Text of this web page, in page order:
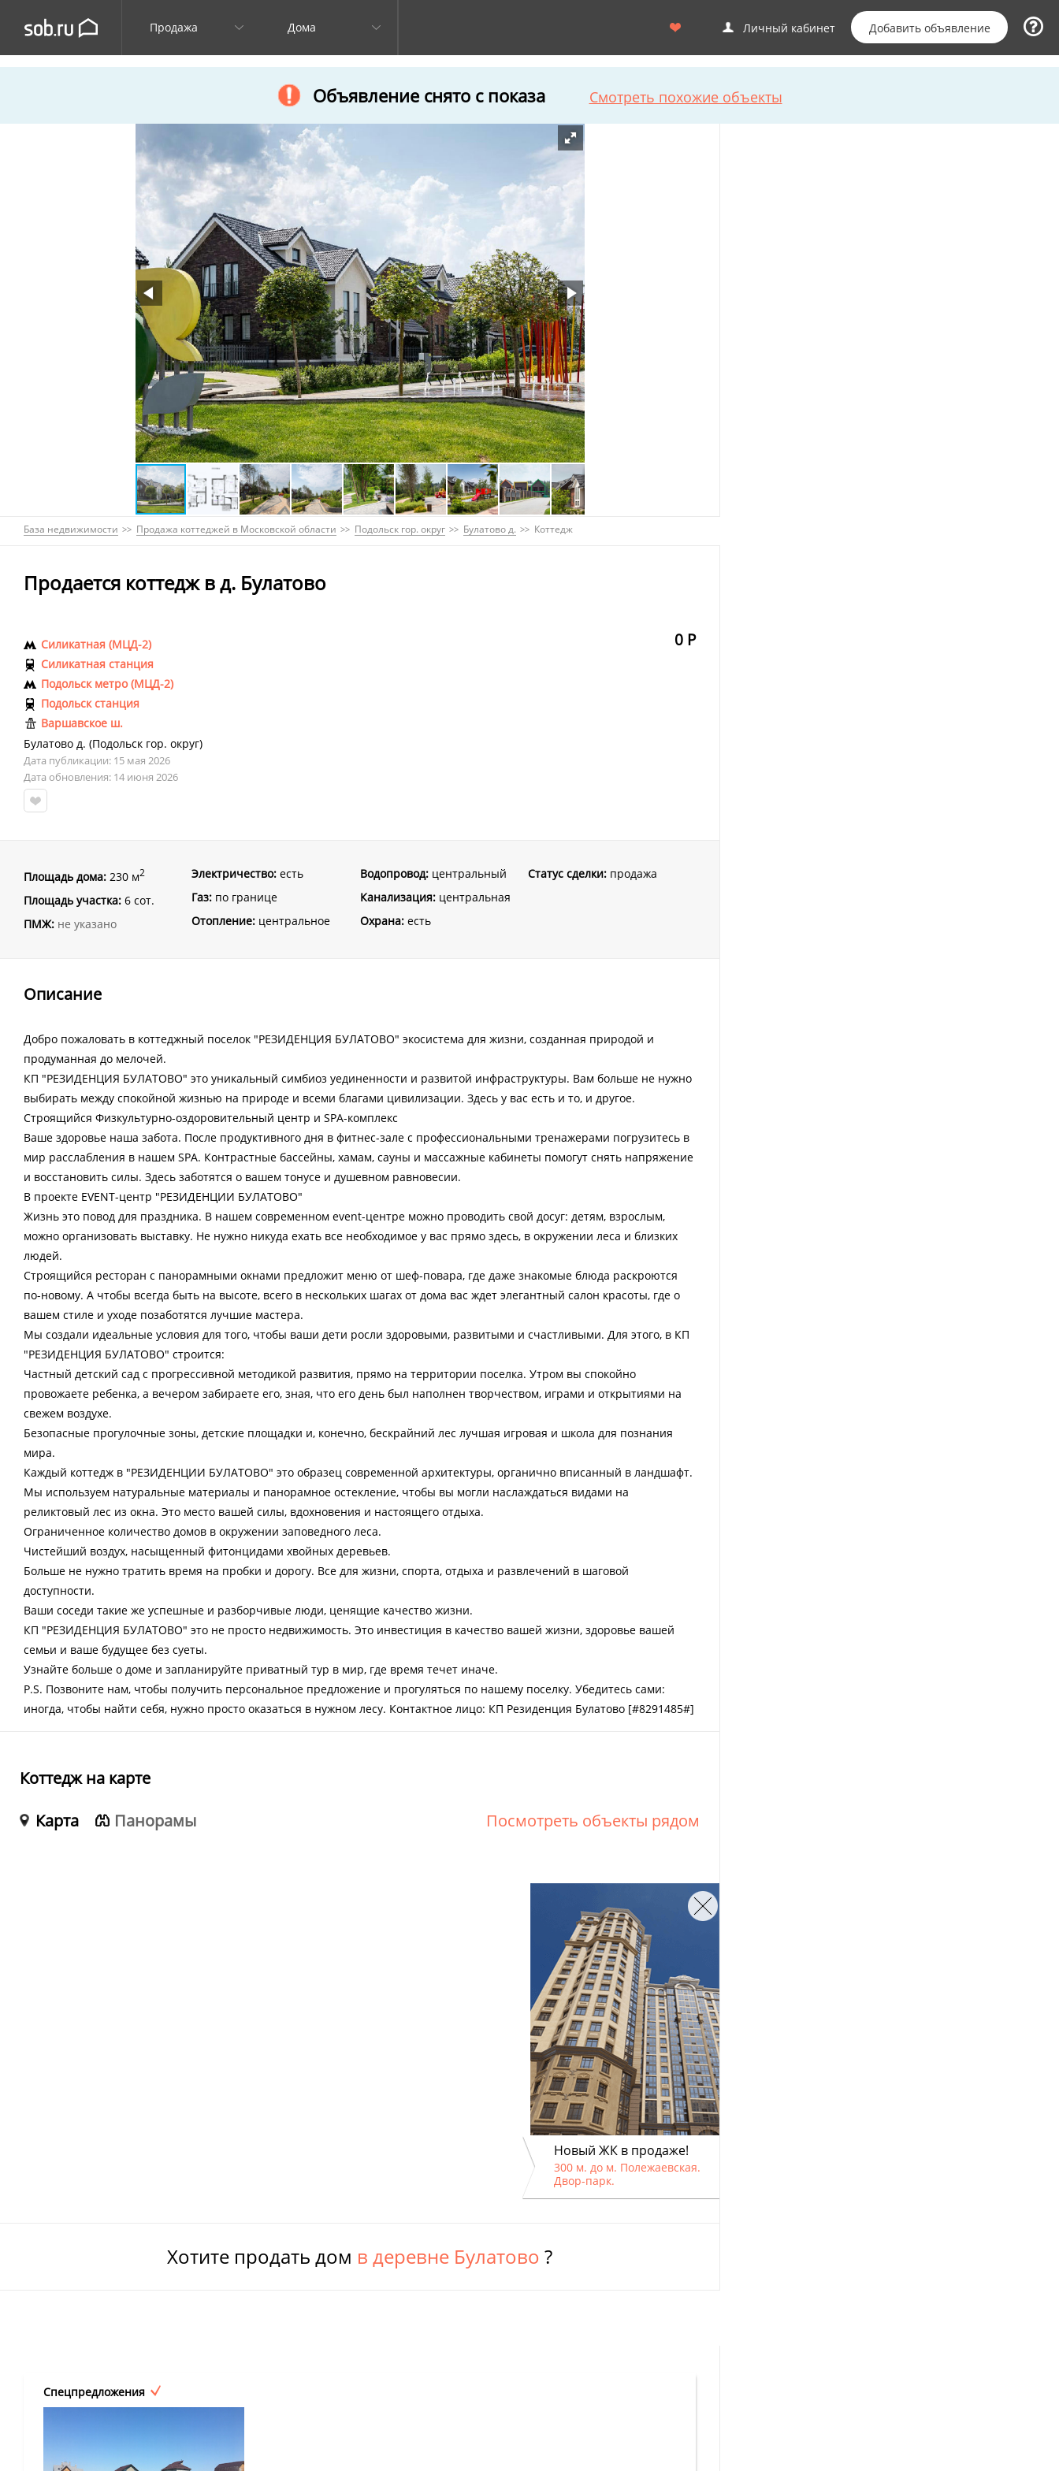
Продажа Дома Личный кабинет Добавить объявление
Объявление снято с показа Смотреть похожие объекты
База недвижимости Продажа коттеджей в Московской области Подольск гор. округ Булатово д. Коттедж
Продается коттедж в д. Булатово
0 Р
Силикатная (МЦД-2)
Силикатная станция
Подольск метро (МЦД-2)
Подольск станция
Варшавское ш.
Булатово д. (Подольск гор. округ)
Дата публикации: 15 мая 2026
Дата обновления: 14 июня 2026
Площадь дома: 230 м2
Площадь участка: 6 сот.
ПМЖ: не указано
Электричество: есть
Газ: по границе
Отопление: центральное
Водопровод:центральный
Канализация:центральная
Охрана:есть
Статус сделки:продажа
Описание
Добро пожаловать в коттеджный поселок "РЕЗИДЕНЦИЯ БУЛАТОВО" экосистема для жизни, созданная природой и
продуманная до мелочей.
КП "РЕЗИДЕНЦИЯ БУЛАТОВО" это уникальный симбиоз уединенности и развитой инфраструктуры. Вам больше не нужно
выбирать между спокойной жизнью на природе и всеми благами цивилизации. Здесь у вас есть и то, и другое.
Строящийся Физкультурно-оздоровительный центр и SPA-комплекс
Ваше здоровье наша забота. После продуктивного дня в фитнес-зале с профессиональными тренажерами погрузитесь в
мир расслабления в нашем SPA. Контрастные бассейны, хамам, сауны и массажные кабинеты помогут снять напряжение
и восстановить силы. Здесь заботятся о вашем тонусе и душевном равновесии.
В проекте EVENT-центр "РЕЗИДЕНЦИИ БУЛАТОВО"
Жизнь это повод для праздника. В нашем современном event-центре можно проводить свой досуг: детям, взрослым,
можно организовать выставку. Не нужно никуда ехать все необходимое у вас прямо здесь, в окружении леса и близких
людей.
Строящийся ресторан с панорамными окнами предложит меню от шеф-повара, где даже знакомые блюда раскроются
по-новому. А чтобы всегда быть на высоте, всего в нескольких шагах от дома вас ждет элегантный салон красоты, где о
вашем стиле и уходе позаботятся лучшие мастера.
Мы создали идеальные условия для того, чтобы ваши дети росли здоровыми, развитыми и счастливыми. Для этого, в КП
"РЕЗИДЕНЦИЯ БУЛАТОВО" строится:
Частный детский сад с прогрессивной методикой развития, прямо на территории поселка. Утром вы спокойно
провожаете ребенка, а вечером забираете его, зная, что его день был наполнен творчеством, играми и открытиями на
свежем воздухе.
Безопасные прогулочные зоны, детские площадки и, конечно, бескрайний лес лучшая игровая и школа для познания
мира.
Каждый коттедж в "РЕЗИДЕНЦИИ БУЛАТОВО" это образец современной архитектуры, органично вписанный в ландшафт.
Мы используем натуральные материалы и панорамное остекление, чтобы вы могли наслаждаться видами на
реликтовый лес из окна. Это место вашей силы, вдохновения и настоящего отдыха.
Ограниченное количество домов в окружении заповедного леса.
Чистейший воздух, насыщенный фитонцидами хвойных деревьев.
Больше не нужно тратить время на пробки и дорогу. Все для жизни, спорта, отдыха и развлечений в шаговой
доступности.
Ваши соседи такие же успешные и разборчивые люди, ценящие качество жизни.
КП "РЕЗИДЕНЦИЯ БУЛАТОВО" это не просто недвижимость. Это инвестиция в качество вашей жизни, здоровье вашей
семьи и ваше будущее без суеты.
Узнайте больше о доме и запланируйте приватный тур в мир, где время течет иначе.
P.S. Позвоните нам, чтобы получить персональное предложение и прогуляться по нашему поселку. Убедитесь сами:
иногда, чтобы найти себя, нужно просто оказаться в нужном лесу. Контактное лицо: КП Резиденция Булатово [#8291485#]
Коттедж на карте
Карта
Панорамы Посмотреть объекты рядом
Новый ЖК в продаже!
300 м. до м. Полежаевская.
Двор-парк.
Хотите продать дом в деревне Булатово ?
Спецпредложения